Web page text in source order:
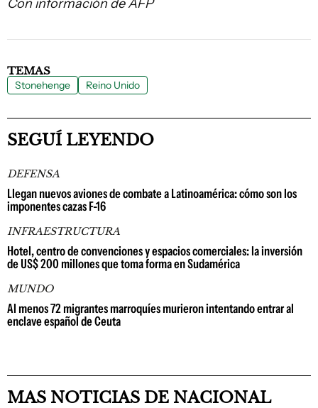
Con información de AFP
TEMAS
Stonehenge Reino Unido
SEGUÍ LEYENDO
DEFENSA
Llegan nuevos aviones de combate a Latinoamérica: cómo son los
imponentes cazas F-16
INFRAESTRUCTURA
Hotel, centro de convenciones y espacios comerciales: la inversión
de US$ 200 millones que toma forma en Sudamérica
MUNDO
Al menos 72 migrantes marroquíes murieron intentando entrar al
enclave español de Ceuta
MAS NOTICIAS DE NACIONAL